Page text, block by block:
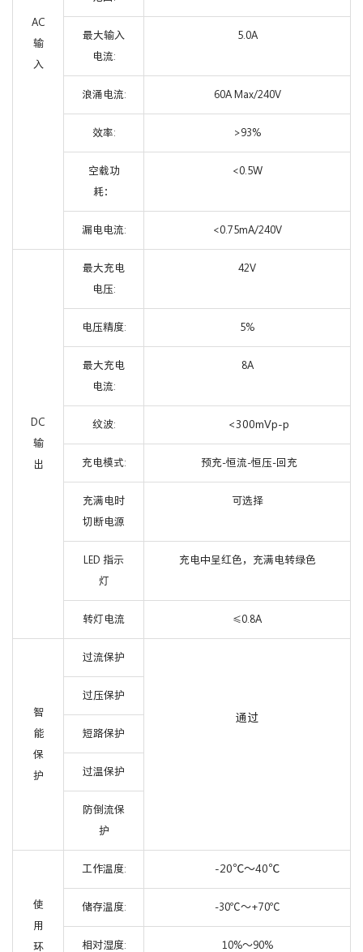
AC
输
入
最大输入
电流:
5.0A
浪涌电流: 60A Max/240V
效率: >93%
空载功
耗：
<0.5W
漏电电流: <0.75mA/240V
DC
输
出
最大充电
电压:
42V
电压精度: 5%
最大充电
电流:
8A
纹波: <300mVp-p
充电模式: 预充-恒流-恒压-回充
充满电时
切断电源
可选择
LED 指示
灯
充电中呈红色，充满电转绿色
转灯电流 ≤0.8A
智
能
保
护
过流保护
通过
过压保护
短路保护
过温保护
防倒流保
护
使
用
环
工作温度: -20℃～40℃
储存温度: -30℃～+70℃
相对湿度: 10%～90%